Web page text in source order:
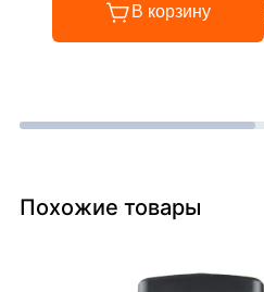
В корзину
Похожие товары